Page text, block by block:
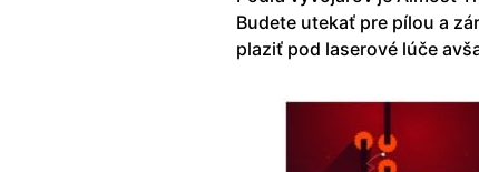
Budete utekať pre pílou a
plaziť pod laserové lúče